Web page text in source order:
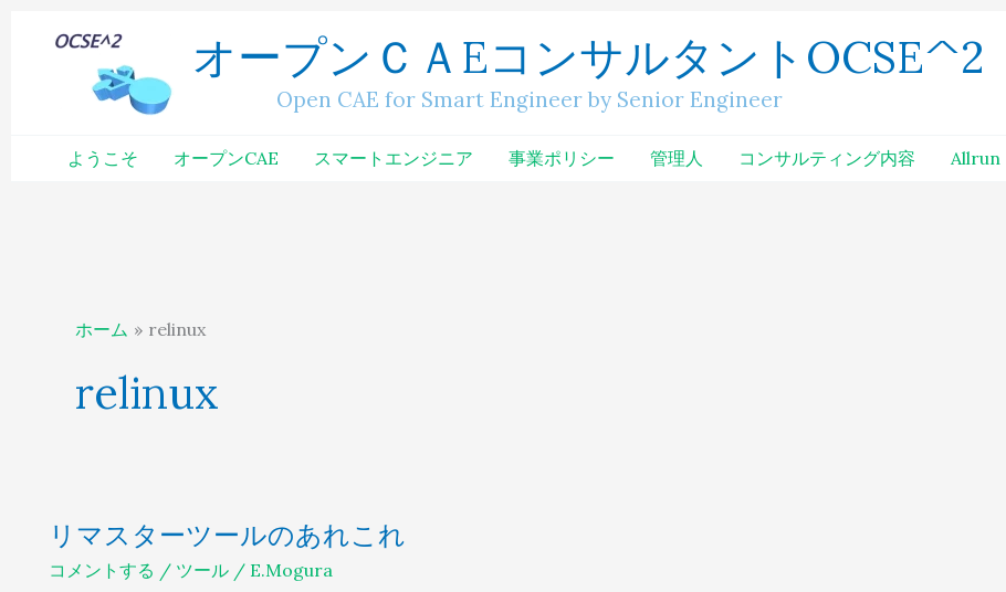
オープンＣＡEコンサルタントOCSE^2
Open CAE for Smart Engineer by Senior Engineer
ようこそ オープンCAE スマートエンジニア 事業ポリシー 管理人 コンサルティング内容 Allrun
ホーム relinux
relinux
リマスターツールのあれこれ
コメントする / ツール / E.Mogura
マ
ス